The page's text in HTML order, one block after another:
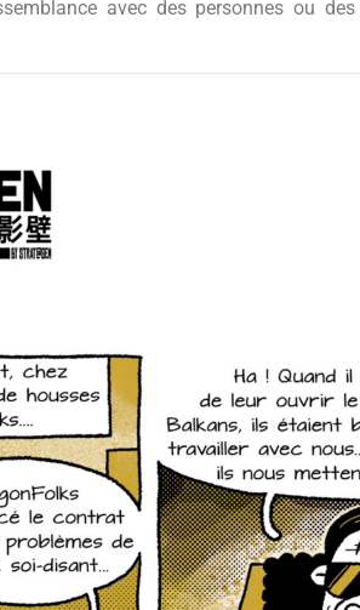
avec des personnes ou